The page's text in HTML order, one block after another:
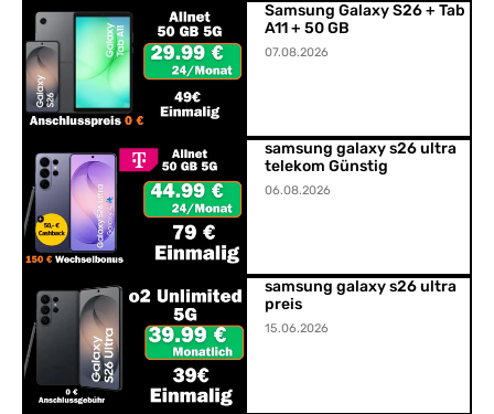
Samsung Galaxy S26 + Tab
A11 + 50 GB
07.08.2026
samsung galaxy s26 ultra
telekom Günstig
06.08.2026
samsung galaxy s26 ultra
preis
15.06.2026